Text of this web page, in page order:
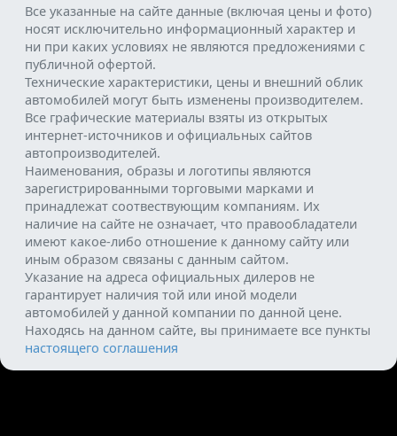
Все указанные на сайте данные (включая цены и фото)
носят исключительно информационный характер и
ни при каких условиях не являются предложениями с
публичной офертой.
Технические характеристики, цены и внешний облик
автомобилей могут быть изменены производителем.
Все графические материалы взяты из открытых
интернет-источников и официальных сайтов
автопроизводителей.
Наименования, образы и логотипы являются
зарегистрированными торговыми марками и
принадлежат соотвествующим компаниям. Их
наличие на сайте не означает, что правообладатели
имеют какое-либо отношение к данному сайту или
иным образом связаны с данным сайтом.
Указание на адреса официальных дилеров не
гарантирует наличия той или иной модели
автомобилей у данной компании по данной цене.
Находясь на данном сайте, вы принимаете все пункты
настоящего соглашения